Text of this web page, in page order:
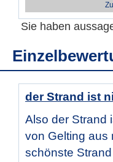
Sie haben
der Strand ist
Also der Strand
von Gelting aus
schönste